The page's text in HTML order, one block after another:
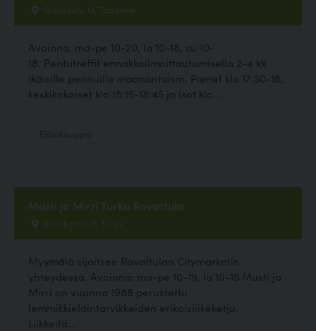
Rieväkatu 14, Tampere
Avoinna: ma-pe 10-20, la 10-18, su 10-
18. Pentutreffit ennakkoilmoittautumisella 2-4 kk
ikäisille pennuille maanantaisin. Pienet klo 17:30-18,
keskikokoiset klo 18:15-18:45 ja isot klo...
Musti ja Mirri Turku Ravattula
Reivikatu 5-7, Turku
Myymälä sijaitsee Ravattulan Citymarketin
yhteydessä. Avoinna: ma-pe 10-19, la 10-15 Musti ja
Mirri on vuonna 1988 perustettu
lemmikkieläintarvikkeiden erikoisliikeketju.
Liikkeitä...